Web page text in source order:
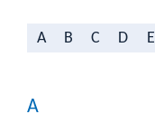
A B C D E
A